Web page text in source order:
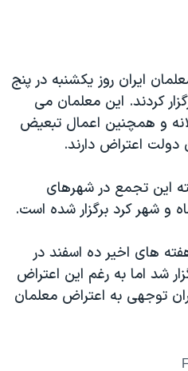
ایران روز یکشنبه در پنج
کردند. این معلمان می
و همچنین اعمال تبعیض
دولت اعتراض دارند.
این تجمع در شهرهای
و شهر کرد برگزار شده است.
های اخیر ده اسفند در
شد اما به رغم این اعتراض
توجهی به اعتراض معلمان